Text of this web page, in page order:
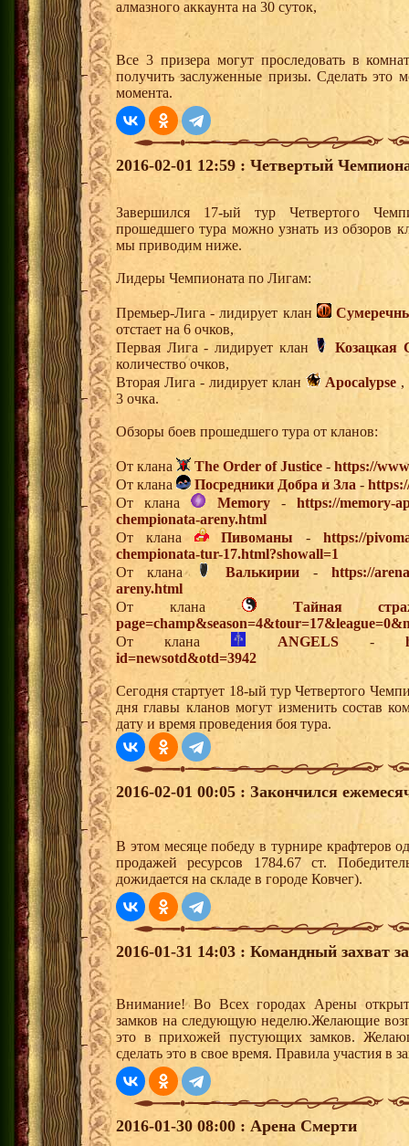
алмазного аккаунта на 30 суток,
Все 3 призера могут проследовать в
получить заслуженные призы. Сделать это
момента.
2016-02-01 12:59 : Четвертый
Завершился 17-ый тур Четвертого
прошедшего тура можно узнать из обзоров
мы приводим ниже.
Лидеры Чемпионата по Лигам:
Премьер-Лига - лидирует клан
отстает на 6 очков,
Первая Лига - лидирует клан
Козацкая
количество очков,
Вторая Лига - лидирует клан
Apocalypse ,
3 очка.
Обзоры боев прошедшего тура от кланов:
От клана The Order of Justice - https://
От клана
Посредники Добра и Зла -
От клана
Memory-https://memory-
chempionata-areny.html
От клана
Пивоманы -https://
chempionata-tur-17.html?showall=1
От клана
Валькирии-https://
areny.html
От клана
Тайная
От клана
ANGELS-
id=newsotd&otd=3942
Сегодня стартует 18-ый тур Четвертого
дня главы кланов могут изменить состав
дату и время проведения боя тура.
2016-02-01 00:05 : Закончился
В этом месяце победу в турнире крафтеров
продажей ресурсов 1784.67 ст.
дожидается на складе в городе Ковчег).
2016-01-31 14:03 : Командный захват
Внимание! Во Всех городах Арены
замков на следующую неделю.Желающие
это в прихожей пустующих замков.
сделать это в свое время. Правила участия в
2016-01-30 08:00 : Арена Смерти